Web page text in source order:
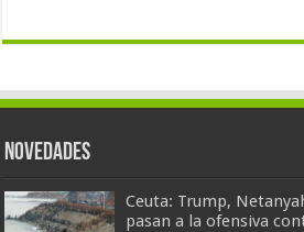
Novedades
Ceuta: Trump,
pasan a la ofensiva